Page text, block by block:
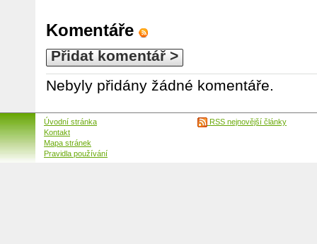
Komentáře
Přidat komentář >
Nebyly přidány žádné komentáře.
Úvodní stránka
Kontakt
Mapa stránek
Pravidla používání
RSS nejnovější články